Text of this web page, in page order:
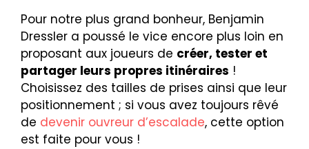
Pour notre plus grand bonheur, Benjamin
Dressler a poussé le vice encore plus loin en
proposant aux joueurs de créer, tester et
partager leurs propres itinéraires !
Choisissez des tailles de prises ainsi que leur
positionnement ; si vous avez toujours rêvé
de devenir ouvreur d’escalade, cette option
est faite pour vous !